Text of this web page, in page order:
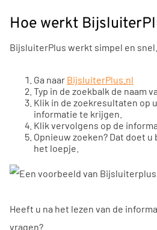
Hoe werkt
BijsluiterPlus werkt simpel en snel.
Ga naar BijsluiterPlus.nl
Typ in de zoekbalk de naam
Klik in de zoekresultaten op
informatie te krijgen.
Klik vervolgens op de
Opnieuw zoeken? Dat doet u
het loepje.
Heeft u na het lezen van de
vragen?